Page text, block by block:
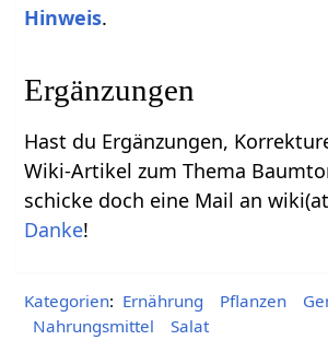
Hinweis.
Ergänzungen
Hast du Ergänzungen,
Wiki-Artikel zum Thema
schicke doch eine Mail an
Danke!
Kategorien: Ernährung Pflanzen
Nahrungsmittel
Salat